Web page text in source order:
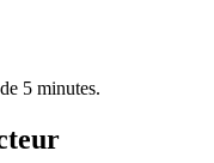
5 minutes.